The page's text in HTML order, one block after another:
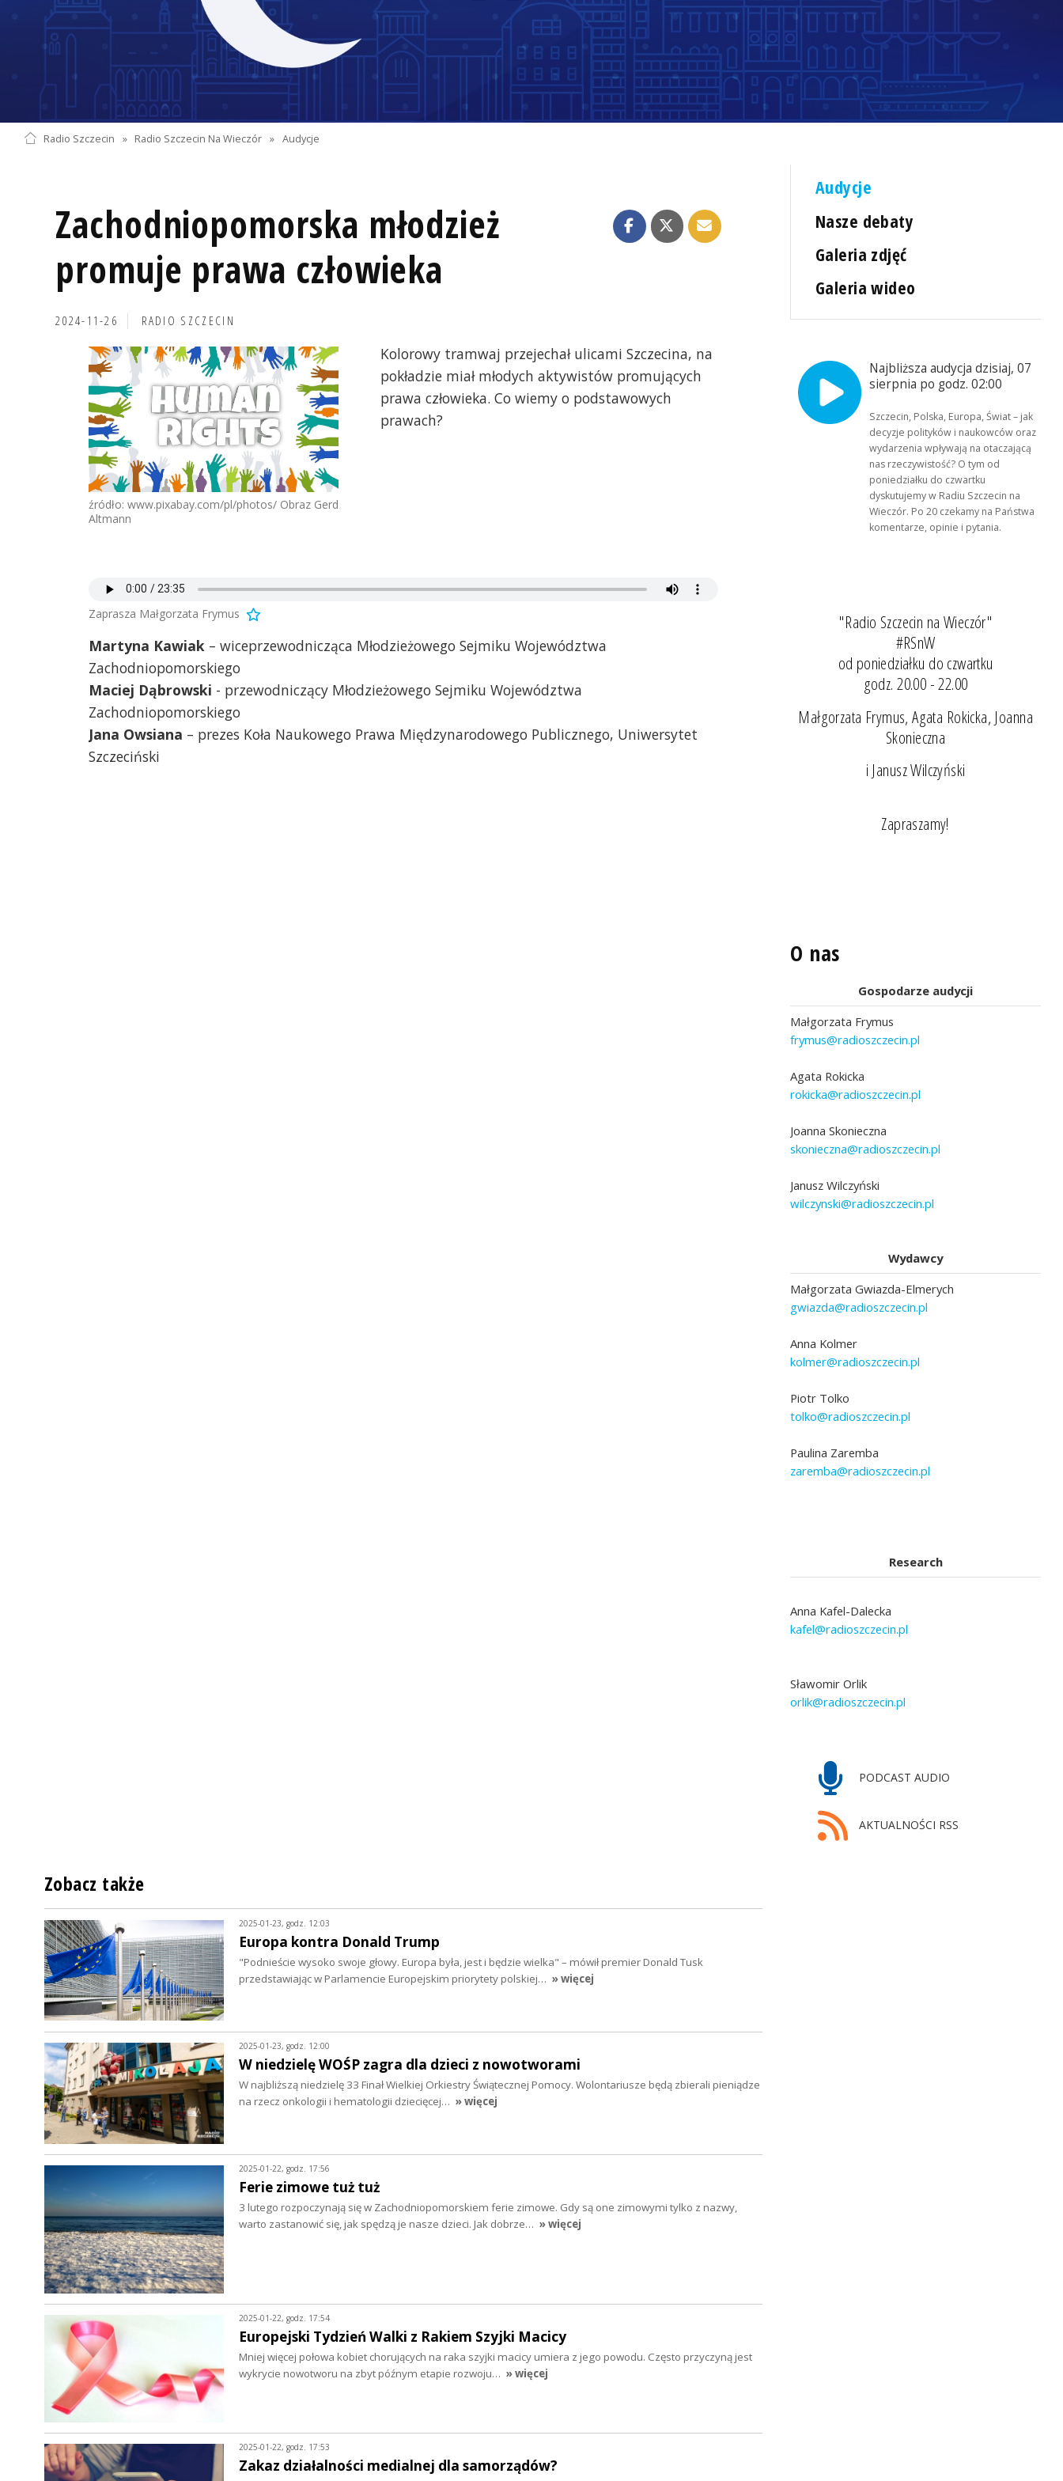
Radio Szczecin » Radio Szczecin Na Wieczór » Audycje
Zachodniopomorska młodzież
promuje prawa człowieka
2024-11-26 RADIO SZCZECIN
źródło: www.pixabay.com/pl/photos/ Obraz Gerd
Altmann
Kolorowy tramwaj przejechał ulicami Szczecina, na
pokładzie miał młodych aktywistów promujących
prawa człowieka. Co wiemy o podstawowych
prawach?
Zaprasza Małgorzata Frymus
Martyna Kawiak – wiceprzewodnicząca Młodzieżowego Sejmiku Województwa
Zachodniopomorskiego
Maciej Dąbrowski - przewodniczący Młodzieżowego Sejmiku Województwa
Zachodniopomorskiego
Jana Owsiana – prezes Koła Naukowego Prawa Międzynarodowego Publicznego, Uniwersytet
Szczeciński
Audycje
Nasze debaty
Galeria zdjęć
Galeria wideo
Najbliższa audycja dzisiaj, 07
sierpnia po godz. 02:00
Szczecin, Polska, Europa, Świat – jak
decyzje polityków i naukowców oraz
wydarzenia wpływają na otaczającą
nas rzeczywistość? O tym od
poniedziałku do czwartku
dyskutujemy w Radiu Szczecin na
Wieczór. Po 20 czekamy na Państwa
komentarze, opinie i pytania.
"Radio Szczecin na Wieczór"
#RSnW
od poniedziałku do czwartku
godz. 20.00 - 22.00
Małgorzata Frymus, Agata Rokicka, Joanna
Skonieczna
i Janusz Wilczyński
Zapraszamy!
O nas
Gospodarze audycji
Małgorzata Frymus
frymus@radioszczecin.pl
Agata Rokicka
rokicka@radioszczecin.pl
Joanna Skonieczna
skonieczna@radioszczecin.pl
Janusz Wilczyński
wilczynski@radioszczecin.pl
Wydawcy
Małgorzata Gwiazda-Elmerych
gwiazda@radioszczecin.pl
Anna Kolmer
kolmer@radioszczecin.pl
Piotr Tolko
tolko@radioszczecin.pl
Paulina Zaremba
zaremba@radioszczecin.pl
Research
Anna Kafel-Dalecka
kafel@radioszczecin.pl
Sławomir Orlik
orlik@radioszczecin.pl
PODCAST AUDIO
AKTUALNOŚCI RSS
Zobacz także
2025-01-23, godz. 12:03
Europa kontra Donald Trump
"Podnieście wysoko swoje głowy. Europa była, jest i będzie wielka" – mówił premier Donald Tusk
przedstawiając w Parlamencie Europejskim priorytety polskiej… » więcej
2025-01-23, godz. 12:00
W niedzielę WOŚP zagra dla dzieci z nowotworami
W najbliższą niedzielę 33 Finał Wielkiej Orkiestry Świątecznej Pomocy. Wolontariusze będą zbierali pieniądze
na rzecz onkologii i hematologii dziecięcej… » więcej
2025-01-22, godz. 17:56
Ferie zimowe tuż tuż
3 lutego rozpoczynają się w Zachodniopomorskiem ferie zimowe. Gdy są one zimowymi tylko z nazwy,
warto zastanowić się, jak spędzą je nasze dzieci. Jak dobrze… » więcej
2025-01-22, godz. 17:54
Europejski Tydzień Walki z Rakiem Szyjki Macicy
Mniej więcej połowa kobiet chorujących na raka szyjki macicy umiera z jego powodu. Często przyczyną jest
wykrycie nowotworu na zbyt późnym etapie rozwoju… » więcej
2025-01-22, godz. 17:53
Zakaz działalności medialnej dla samorządów?